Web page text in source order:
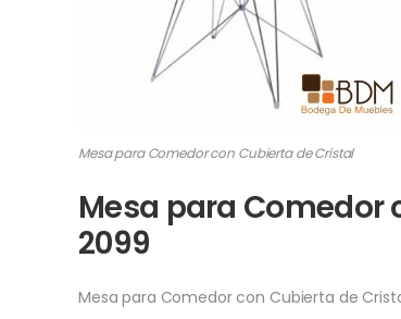
Mesa para Comedor con Cubierta de Cristal
Mesa para Comedor
2099
Mesa para Comedor con Cubierta de